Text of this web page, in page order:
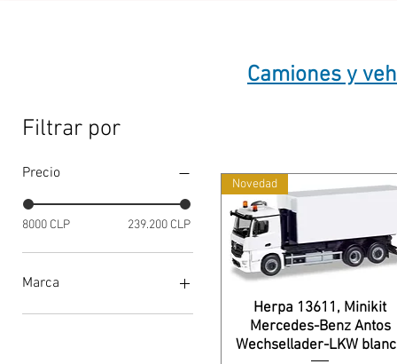
Camiones y
Filtrar por
Precio
8000 CLP 239.200 CLP
Marca
Artitec
Novedad
Herpa 13611, Minikit
Mercedes-Benz Antos
Wechsellader-LKW